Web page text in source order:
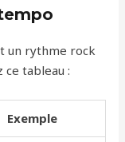
un rythme rock
ce tableau :
Exemple